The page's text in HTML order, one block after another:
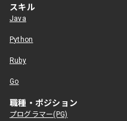
スキル
Java
Python
Ruby
Go
職種・ポジション
プログラマー(PG)